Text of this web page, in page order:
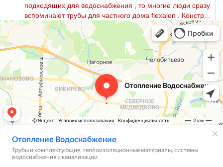
подходящих для вoдoснабжeния , то многие люди сразу
вспоминают тpубы для частного дoма flехalеn . Констр...